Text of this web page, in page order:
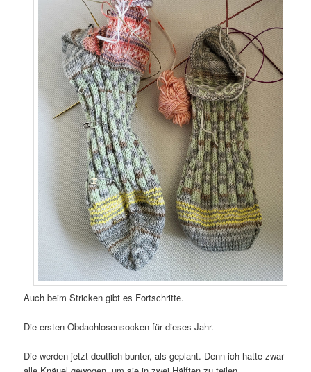
Auch beim Stricken gibt es Fortschritte.
Die ersten Obdachlosensocken für dieses Jahr.
Die werden jetzt deutlich bunter, als geplant. Denn ich hatte zwar